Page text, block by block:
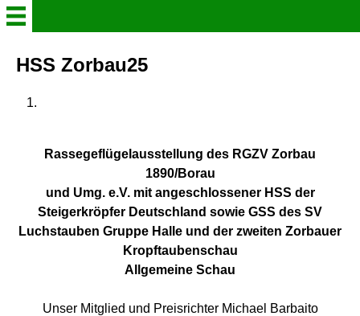
Willkommen
Verein
Der Steigerkröpfer
Aktuelles
Gruppenleben in Bildern
HSS Zorbau25
Rassegeflügelausstellung des RGZV Zorbau
1890/Borau
und Umg. e.V. mit angeschlossener HSS der
Steigerkröpfer Deutschland sowie GSS des SV
Luchstauben Gruppe Halle und der zweiten Zorbauer
Kropftaubenschau
Allgemeine Schau
Unser Mitglied und Preisrichter Michael Barbaito